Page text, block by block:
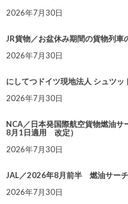
2026年7月30日
JR貨物／お盆休み期間の貨物列車
2026年7月30日
にしてつドイツ現地法人 シュツ
2026年7月30日
NCA／日本発国際航空貨物燃油
8月1日適用 改定）
2026年7月30日
JAL／2026年8月前半 燃油サー
2026年7月30日